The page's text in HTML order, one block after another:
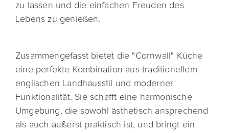
zu lassen und die einfachen Freuden des
Lebens zu genießen.
Zusammengefasst bietet die "Cornwall" Küche
eine perfekte Kombination aus traditionellem
englischen Landhausstil und moderner
Funktionalität. Sie schafft eine harmonische
Umgebung, die sowohl ästhetisch ansprechend
als auch äußerst praktisch ist, und bringt ein